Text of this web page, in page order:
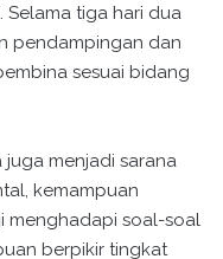
Selama tiga hari dua
pendampingan dan
sesuai bidang
menjadi sarana
kemampuan
menghadapi soal-soal
berpikir tingkat